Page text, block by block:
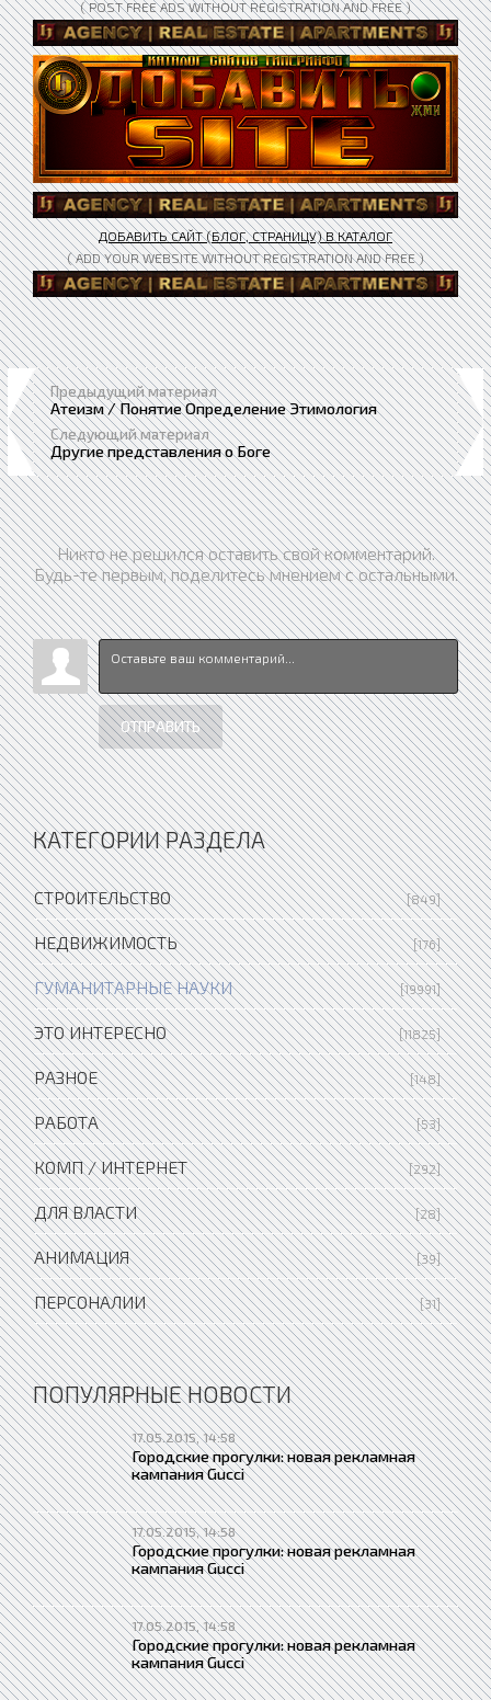
( POST FREE ADS WITHOUT REGISTRATION AND FREE )
ДОБАВИТЬ САЙТ (БЛОГ, СТРАНИЦУ) В КАТАЛОГ
( ADD YOUR WEBSITE WITHOUT REGISTRATION AND FREE )
Предыдущий материал
Атеизм / Понятие Определение Этимология
Следующий материал
Другие представления о Боге
Никто не решился оставить свой комментарий.
Будь-те первым, поделитесь мнением с остальными.
ОТПРАВИТЬ
КАТЕГОРИИ РАЗДЕЛА
СТРОИТЕЛЬСТВО [849]
НЕДВИЖИМОСТЬ [176]
ГУМАНИТАРНЫЕ НАУКИ [19991]
ЭТО ИНТЕРЕСНО [11825]
РАЗНОЕ [148]
РАБОТА [53]
КОМП / ИНТЕРНЕТ [292]
ДЛЯ ВЛАСТИ [28]
АНИМАЦИЯ [39]
ПЕРСОНАЛИИ [31]
ПОПУЛЯРНЫЕ НОВОСТИ
17.05.2015, 14:58
Городские прогулки: новая рекламная
кампания Gucci
17.05.2015, 14:58
Городские прогулки: новая рекламная
кампания Gucci
17.05.2015, 14:58
Городские прогулки: новая рекламная
кампания Gucci